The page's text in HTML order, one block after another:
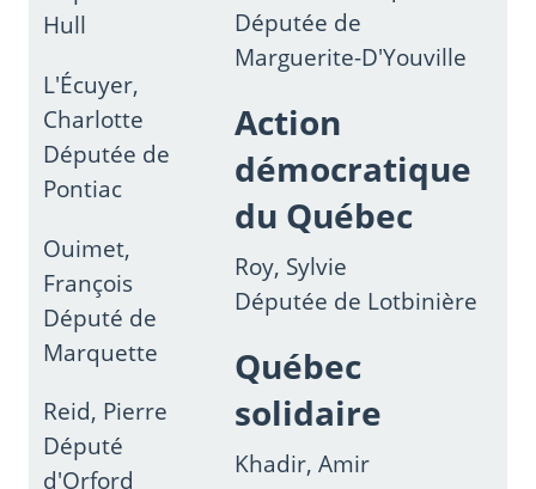
Hull
L'Écuyer,
Charlotte
Députée de
Pontiac
Ouimet,
François
Député de
Marquette
Reid, Pierre
Député
d'Orford
Députée de
Marguerite-D'Youville
Action
démocratique
du Québec
Roy, Sylvie
Députée de Lotbinière
Québec
solidaire
Khadir, Amir